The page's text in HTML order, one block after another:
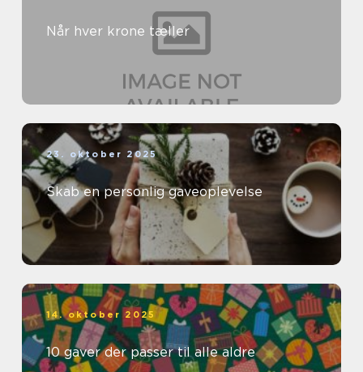
Når hver krone tæller
23. oktober 2025
Skab en personlig gaveoplevelse
14. oktober 2025
10 gaver der passer til alle aldre